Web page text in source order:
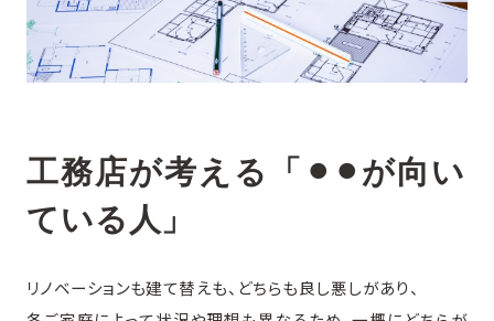
工務店が考える「⚫︎⚫︎が向い
ている人」
リノベーションも建て替えも、どちらも良し悪しがあり、